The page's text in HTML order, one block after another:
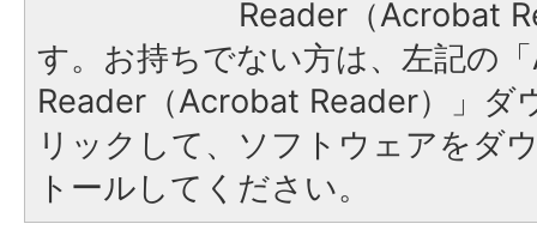
Reader（Acrobat
す。お持ちでない方は、左記の
Reader（Acrobat Reader）」ダ
リックして、ソフトウェアをダ
トールしてください。